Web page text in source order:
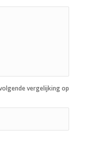
vergelijking op